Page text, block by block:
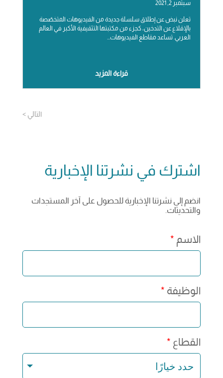
سبتمبر 2, 2021
تعلن نبض عن إطلاق سلسلة جديدة من الفيديوهات المتخصّصة
بالإقلاع عن التدخين، كجزء من مكتبتها التثقيفية الأكبر في العالم
العربي. تساعد مقاطع الفيديوهات...
قراءة المزيد
اشترك في نشرتنا الإخبارية
انضم إلى نشرتنا الإخبارية للحصول على آخر المستجدات
والتحديثات.
الاسم
الوظيفة
القطاع